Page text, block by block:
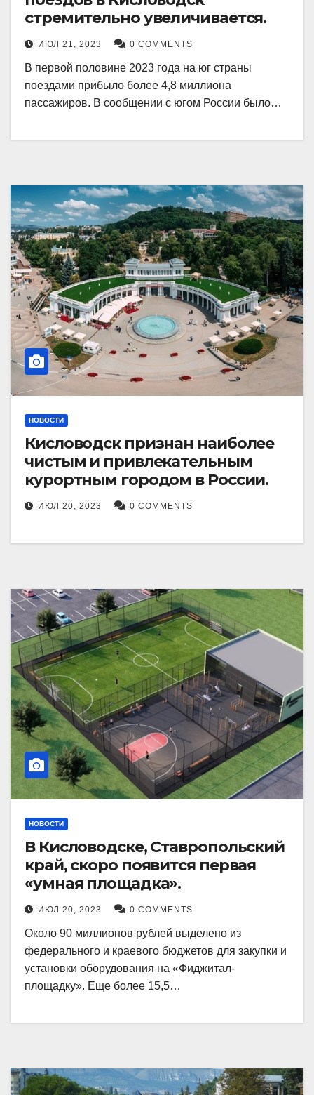
стремительно увеличивается.
ИЮЛ 21, 2023 0 COMMENTS
В первой половине 2023 года на юг страны
поездами прибыло более 4,8 миллиона
пассажиров. В сообщении с югом России было…
НОВОСТИ
Кисловодск признан наиболее
чистым и привлекательным
курортным городом в России.
ИЮЛ 20, 2023 0 COMMENTS
НОВОСТИ
В Кисловодске, Ставропольский
край, скоро появится первая
«умная площадка».
ИЮЛ 20, 2023 0 COMMENTS
Около 90 миллионов рублей выделено из
федерального и краевого бюджетов для закупки и
установки оборудования на «Фиджитал-
площадку». Еще более 15,5…